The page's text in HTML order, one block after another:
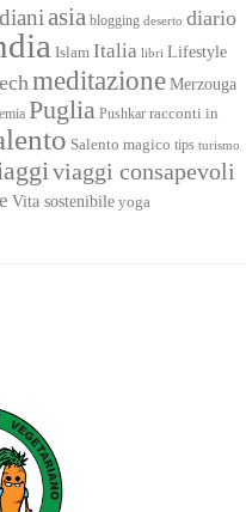
asia blogging deserto diario
Islam Italia libri Lifestyle
meditazioneMerzouga
Puglia Pushkar racconti in
Salento magico tips turismo
viaggi consapevoli
Vita sostenibile yoga